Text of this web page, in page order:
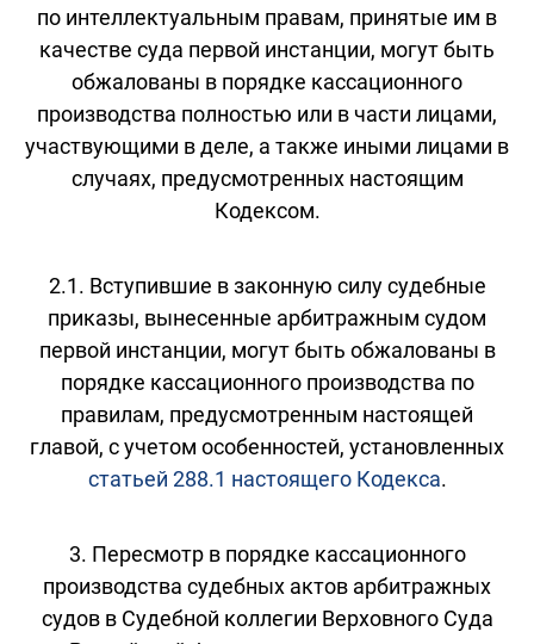
по интеллектуальным правам, принятые им в
качестве суда первой инстанции, могут быть
обжалованы в порядке кассационного
производства полностью или в части лицами,
участвующими в деле, а также иными лицами в
случаях, предусмотренных настоящим
Кодексом.
2.1. Вступившие в законную силу судебные
приказы, вынесенные арбитражным судом
первой инстанции, могут быть обжалованы в
порядке кассационного производства по
правилам, предусмотренным настоящей
главой, с учетом особенностей, установленных
статьей 288.1 настоящего Кодекса.
3. Пересмотр в порядке кассационного
производства судебных актов арбитражных
судов в Судебной коллегии Верховного Суда